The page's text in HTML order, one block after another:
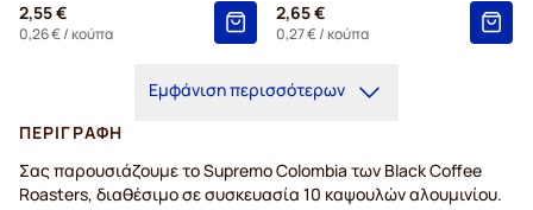
2,55 €
0,26 €/ κούπα
2,65 €
0,27 €/ κούπα
Εμφάνιση περισσότερων
ΠΕΡΙΓΡΑΦΉ
Σας παρουσιάζουμε το Supremo Colombia των Black Coffee
Roasters, διαθέσιμο σε συσκευασία 10 καψουλών αλουμινίου.